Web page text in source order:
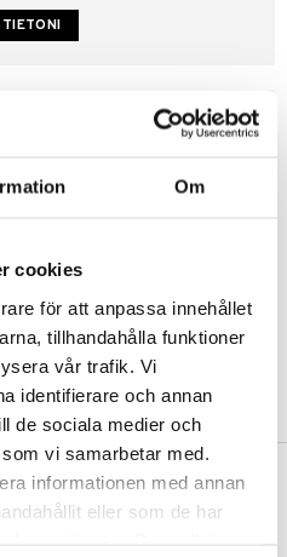
Om
cookies
för att anpassa innehållet
tillhandahålla funktioner
vår trafik. Vi
identifierare och annan
de sociala medier och
vi samarbetar med.
informationen med annan
eller som de har
YLI 50 €